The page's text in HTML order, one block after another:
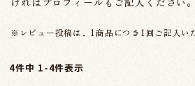
※レビュー投稿は、1商品につき1回ご記入い
4件中 1-4件表示